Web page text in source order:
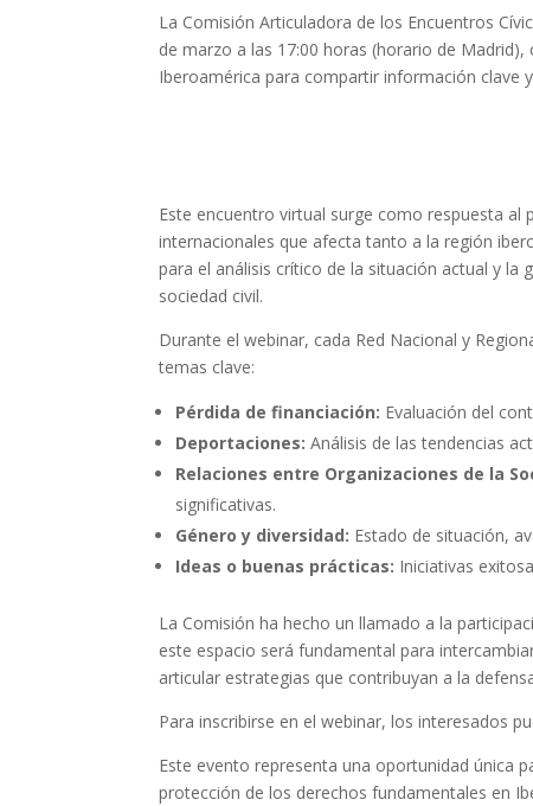
La Comisión Articuladora de los Encuentros
de marzo a las 17:00 horas (horario de
Iberoamérica para compartir información clave
Este encuentro virtual surge como respuesta
internacionales que afecta tanto a la región
para el análisis crítico de la situación actual y
sociedad civil.
Durante el webinar, cada Red Nacional y
temas clave:
Pérdida de financiación: Evaluación del
Deportaciones: Análisis de las tendencias
Relaciones entre Organizaciones de la
significativas.
Género y diversidad: Estado de situación,
Ideas o buenas prácticas: Iniciativas
La Comisión ha hecho un llamado a la
este espacio será fundamental para
articular estrategias que contribuyan a la
Para inscribirse en el webinar, los interesados
Este evento representa una oportunidad única
protección de los derechos fundamentales en